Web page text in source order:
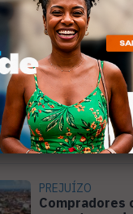
MÚSICA
Banda cabo-
Spectrummm
músicas
Moto Fest
PREJUÍZO
Compradores